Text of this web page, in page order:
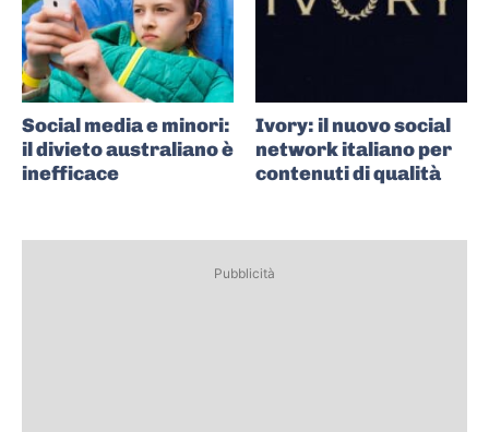
Social media e minori:
il divieto australiano è
inefficace
Ivory: il nuovo social
network italiano per
contenuti di qualità
Pubblicità